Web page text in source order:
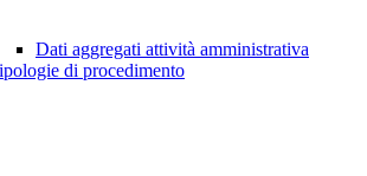
Dati aggregati attività amministrativa
di procedimento